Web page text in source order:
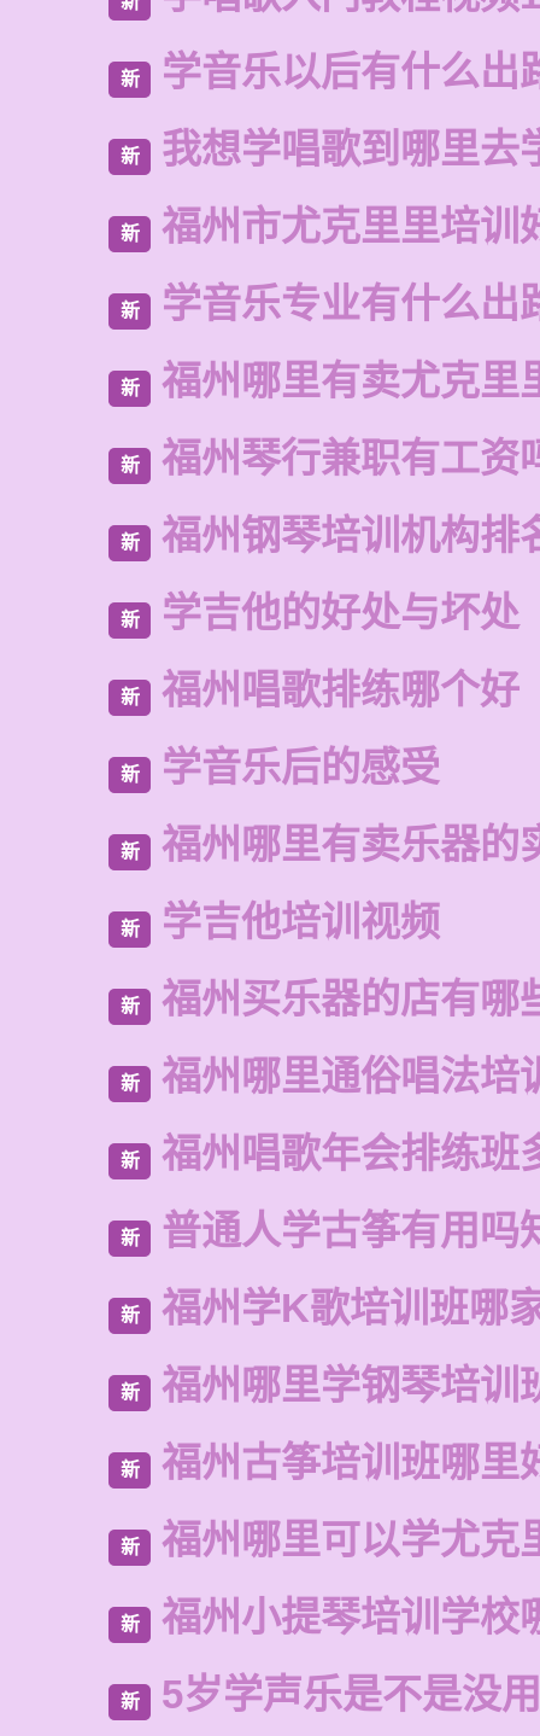
新 学音乐以后有什么出
新 我想学唱歌到哪里去
新 福州市尤克里里培训
新 学音乐专业有什么出
新 福州哪里有卖尤克里
新 福州琴行兼职有工资
新 福州钢琴培训机构排
新 学吉他的好处与坏处
新 福州唱歌排练哪个好
新 学音乐后的感受
新 福州哪里有卖乐器的
新 学吉他培训视频
新 福州买乐器的店有哪
新 福州哪里通俗唱法培
新 福州唱歌年会排练班
新 普通人学古筝有用吗
新 福州学K歌培训班哪
新 福州哪里学钢琴培训
新 福州古筝培训班哪里
新 福州哪里可以学尤克
新 福州小提琴培训学校
新 5岁学声乐是不是没用